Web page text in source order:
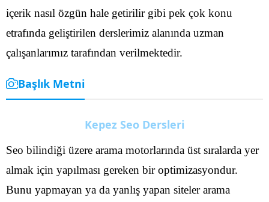
içerik nasıl özgün hale getirilir gibi pek çok konu
etrafında geliştirilen derslerimiz alanında uzman
çalışanlarımız tarafından verilmektedir.
Başlık Metni
Kepez Seo Dersleri
Seo bilindiği üzere arama motorlarında üst sıralarda yer
almak için yapılması gereken bir optimizasyondur.
Bunu yapmayan ya da yanlış yapan siteler arama